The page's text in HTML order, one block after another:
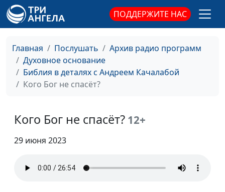
ПОДДЕРЖИТЕ НАС
Главная Послушать
Архив радио программ
Духовное основание
Библия в деталях с Андреем Качалабой
Кого Бог не спасёт?
Кого Бог не спасёт? 12+
29 июня 2023
Кто придумал
Рождество?
Андрей Качалаба,
священнослужитель
священнослужитель
Красная книга
Андрей Качалаба,
священнослужитель
Черная пятница
Может ли Бог
Андрей Качалаба,
#50